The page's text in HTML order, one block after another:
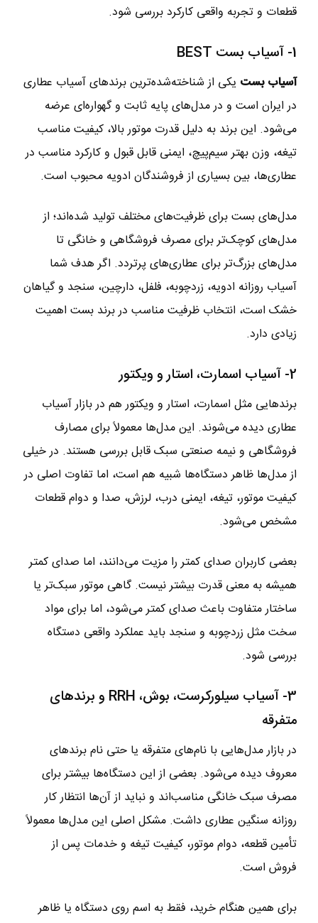
قطعات و تجربه واقعی کارکرد بررسی شود.
1- آسیاب بست BEST
آسیاب بست یکی از شناخته‌شده‌ترین برندهای آسیاب عطاری
در ایران است و در مدل‌های پایه ثابت و گهواره‌ای عرضه
می‌شود. این برند به دلیل قدرت موتور بالا، کیفیت مناسب
تیغه، وزن بهتر سیم‌پیچ، ایمنی قابل قبول و کارکرد مناسب در
عطاری‌ها، بین بسیاری از فروشندگان ادویه محبوب است.
مدل‌های بست برای ظرفیت‌های مختلف تولید شده‌اند؛ از
مدل‌های کوچک‌تر برای مصرف فروشگاهی و خانگی تا
مدل‌های بزرگ‌تر برای عطاری‌های پرتردد. اگر هدف شما
آسیاب روزانه ادویه، زردچوبه، فلفل، دارچین، سنجد و گیاهان
خشک است، انتخاب ظرفیت مناسب در برند بست اهمیت
زیادی دارد.
2- آسیاب اسمارت، استار و ویکتور
برندهایی مثل اسمارت، استار و ویکتور هم در بازار آسیاب
عطاری دیده می‌شوند. این مدل‌ها معمولاً برای مصارف
فروشگاهی و نیمه صنعتی سبک قابل بررسی هستند. در خیلی
از مدل‌ها ظاهر دستگاه‌ها شبیه هم است، اما تفاوت اصلی در
کیفیت موتور، تیغه، ایمنی درب، لرزش، صدا و دوام قطعات
مشخص می‌شود.
بعضی کاربران صدای کمتر را مزیت می‌دانند، اما صدای کمتر
همیشه به معنی قدرت بیشتر نیست. گاهی موتور سبک‌تر یا
ساختار متفاوت باعث صدای کمتر می‌شود، اما برای مواد
سخت مثل زردچوبه و سنجد باید عملکرد واقعی دستگاه
بررسی شود.
3- آسیاب سیلورکرست، بوش، RRH و برندهای
متفرقه
در بازار مدل‌هایی با نام‌های متفرقه یا حتی نام برندهای
معروف دیده می‌شود. بعضی از این دستگاه‌ها بیشتر برای
مصرف سبک خانگی مناسب‌اند و نباید از آن‌ها انتظار کار
روزانه سنگین عطاری داشت. مشکل اصلی این مدل‌ها معمولاً
تأمین قطعه، دوام موتور، کیفیت تیغه و خدمات پس از
فروش است.
برای همین هنگام خرید، فقط به اسم روی دستگاه یا ظاهر